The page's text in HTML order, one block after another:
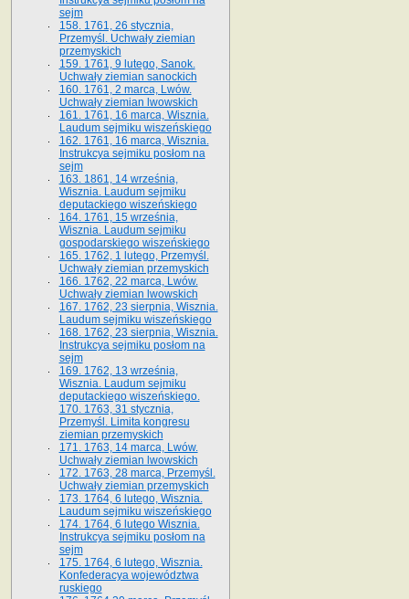
sejm
158. 1761, 26 stycznia,
Przemyśl. Uchwały ziemian
przemyskich
159. 1761, 9 lutego, Sanok.
Uchwały ziemian sanockich
160. 1761, 2 marca, Lwów.
Uchwały ziemian lwowskich
161. 1761, 16 marca, Wisznia.
Laudum sejmiku wiszeńskiego
162. 1761, 16 marca, Wisznia.
Instrukcya sejmiku posłom na
sejm
163. 1861, 14 września,
Wisznia. Laudum sejmiku
deputackiego wiszeńskiego
164. 1761, 15 września,
Wisznia. Laudum sejmiku
gospodarskiego wiszeńskiego
165. 1762, 1 lutego, Przemyśl.
Uchwały ziemian przemyskich
166. 1762, 22 marca, Lwów.
Uchwały ziemian lwowskich
167. 1762, 23 sierpnia, Wisznia.
Laudum sejmiku wiszeńskiego
168. 1762, 23 sierpnia, Wisznia.
Instrukcya sejmiku posłom na
sejm
169. 1762, 13 września,
Wisznia. Laudum sejmiku
deputackiego wiszeńskiego.
170. 1763, 31 stycznia,
Przemyśl. Limita kongresu
ziemian przemyskich
171. 1763, 14 marca, Lwów.
Uchwały ziemian lwowskich
172. 1763, 28 marca, Przemyśl.
Uchwały ziemian przemyskich
173. 1764, 6 lutego, Wisznia.
Laudum sejmiku wiszeńskiego
174. 1764, 6 lutego Wisznia.
Instrukcya sejmiku posłom na
sejm
175. 1764, 6 lutego, Wisznia.
Konfederacya województwa
ruskiego